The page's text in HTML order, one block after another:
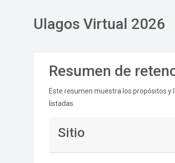
Ulagos Virtual 2026
Resumen de
Este resumen muestra los propósitos
listadas.
Sitio